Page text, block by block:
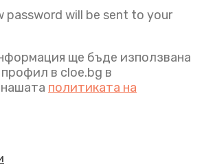
password will be sent to your
ще бъде използвана
в cloe.bg в
политиката на